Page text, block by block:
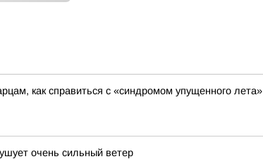
как справиться с «синдромом упущенного лета»
очень сильный ветер